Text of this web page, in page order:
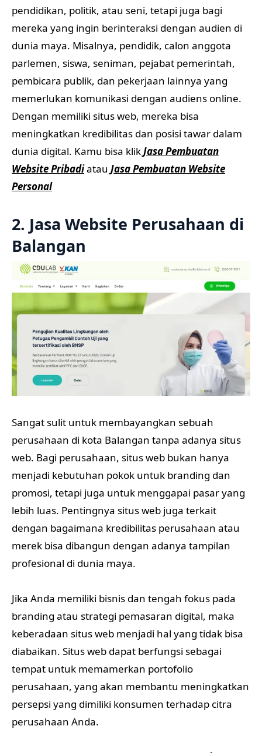
pendidikan, politik, atau seni, tetapi juga bagi
mereka yang ingin berinteraksi dengan audien di
dunia maya. Misalnya, pendidik, calon anggota
parlemen, siswa, seniman, pejabat pemerintah,
pembicara publik, dan pekerjaan lainnya yang
memerlukan komunikasi dengan audiens online.
Dengan memiliki situs web, mereka bisa
meningkatkan kredibilitas dan posisi tawar dalam
dunia digital. Kamu bisa klikJasa Pembuatan
Website Pribadiatau Jasa Pembuatan Website
Personal
2. Jasa Website Perusahaan di
Balangan
Sangat sulit untuk membayangkan sebuah
perusahaan di kota Balangan tanpa adanya situs
web. Bagi perusahaan, situs web bukan hanya
menjadi kebutuhan pokok untuk branding dan
promosi, tetapi juga untuk menggapai pasar yang
lebih luas. Pentingnya situs web juga terkait
dengan bagaimana kredibilitas perusahaan atau
merek bisa dibangun dengan adanya tampilan
profesional di dunia maya.
Jika Anda memiliki bisnis dan tengah fokus pada
branding atau strategi pemasaran digital, maka
keberadaan situs web menjadi hal yang tidak bisa
diabaikan. Situs web dapat berfungsi sebagai
tempat untuk memamerkan portofolio
perusahaan, yang akan membantu meningkatkan
persepsi yang dimiliki konsumen terhadap citra
perusahaan Anda.